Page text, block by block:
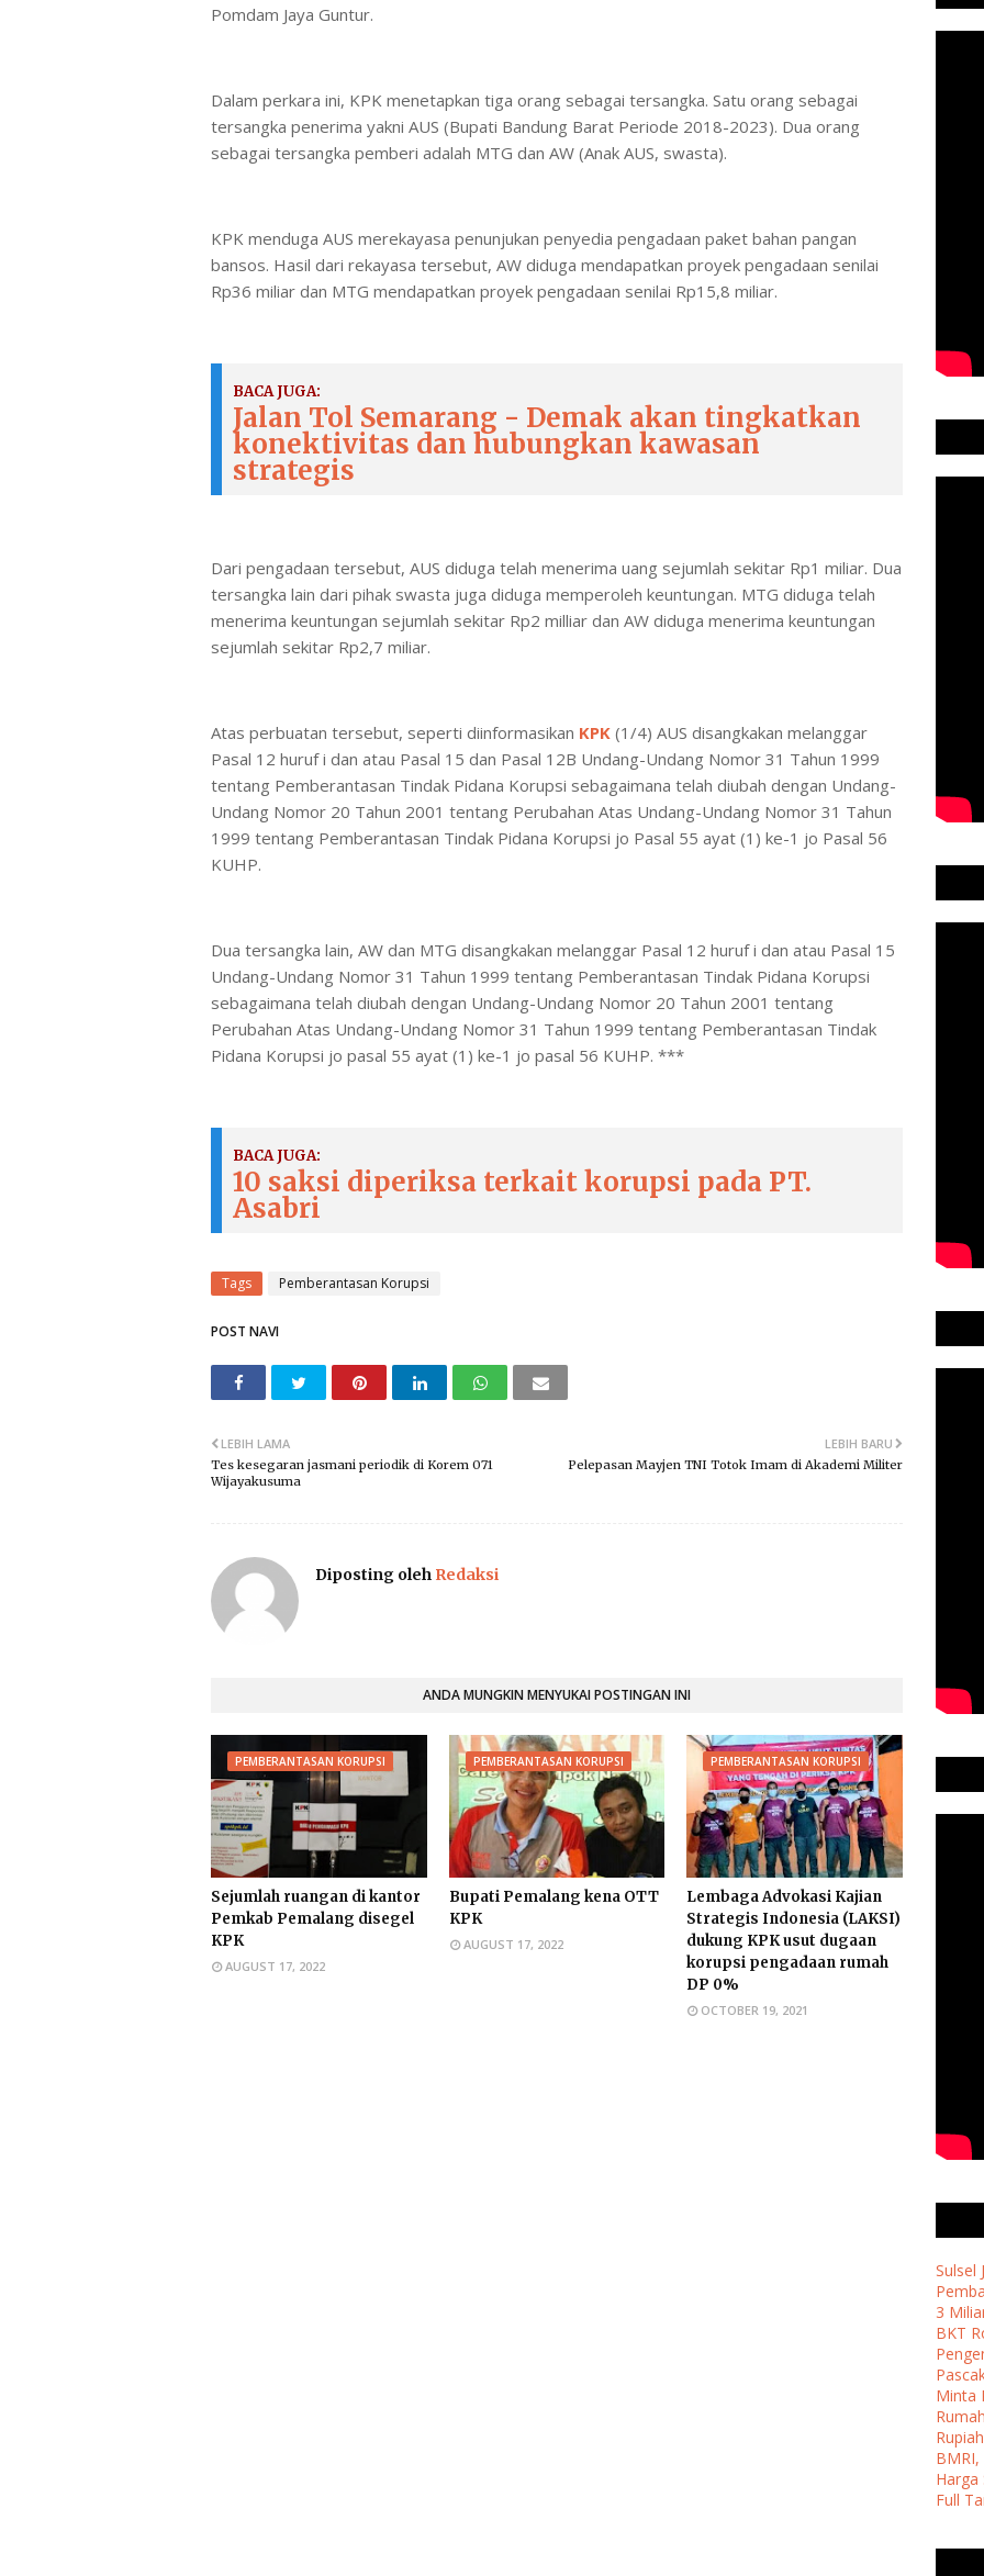
Pomdam Jaya Guntur.
Dalam perkara ini, KPK menetapkan tiga orang sebagai tersangka. Satu orang sebagai
tersangka penerima yakni AUS (Bupati Bandung Barat Periode 2018-2023). Dua orang
sebagai tersangka pemberi adalah MTG dan AW (Anak AUS, swasta).
KPK menduga AUS merekayasa penunjukan penyedia pengadaan paket bahan pangan
bansos. Hasil dari rekayasa tersebut, AW diduga mendapatkan proyek pengadaan senilai
Rp36 miliar dan MTG mendapatkan proyek pengadaan senilai Rp15,8 miliar.
BACA JUGA:
Jalan Tol Semarang - Demak akan tingkatkan
konektivitas dan hubungkan kawasan
strategis
Dari pengadaan tersebut, AUS diduga telah menerima uang sejumlah sekitar Rp1 miliar. Dua
tersangka lain dari pihak swasta juga diduga memperoleh keuntungan. MTG diduga telah
menerima keuntungan sejumlah sekitar Rp2 milliar dan AW diduga menerima keuntungan
sejumlah sekitar Rp2,7 miliar.
Atas perbuatan tersebut, seperti diinformasikan KPK (1/4) AUS disangkakan melanggar
Pasal 12 huruf i dan atau Pasal 15 dan Pasal 12B Undang-Undang Nomor 31 Tahun 1999
tentang Pemberantasan Tindak Pidana Korupsi sebagaimana telah diubah dengan Undang-
Undang Nomor 20 Tahun 2001 tentang Perubahan Atas Undang-Undang Nomor 31 Tahun
1999 tentang Pemberantasan Tindak Pidana Korupsi jo Pasal 55 ayat (1) ke-1 jo Pasal 56
KUHP.
Dua tersangka lain, AW dan MTG disangkakan melanggar Pasal 12 huruf i dan atau Pasal 15
Undang-Undang Nomor 31 Tahun 1999 tentang Pemberantasan Tindak Pidana Korupsi
sebagaimana telah diubah dengan Undang-Undang Nomor 20 Tahun 2001 tentang
Perubahan Atas Undang-Undang Nomor 31 Tahun 1999 tentang Pemberantasan Tindak
Pidana Korupsi jo pasal 55 ayat (1) ke-1 jo pasal 56 KUHP. ***
BACA JUGA:
10 saksi diperiksa terkait korupsi pada PT.
Asabri
Tags Pemberantasan Korupsi
POST NAVI
LEBIH BARU
Pelepasan Mayjen TNI Totok Imam di Akademi Militer
LEBIH LAMA
Tes kesegaran jasmani periodik di Korem 071
Wijayakusuma
Diposting oleh Redaksi
ANDA MUNGKIN MENYUKAI POSTINGAN INI
PEMBERANTASAN KORUPSI
Sejumlah ruangan di kantor
Pemkab Pemalang disegel
KPK
AUGUST 17, 2022
PEMBERANTASAN KORUPSI
Bupati Pemalang kena OTT
KPK
AUGUST 17, 2022
PEMBERANTASAN KORUPSI
Lembaga Advokasi Kajian
Strategis Indonesia (LAKSI)
dukung KPK usut dugaan
korupsi pengadaan rumah
DP 0%
OCTOBER 19, 2021
Sulsel
3
BKT
Minta
Rumah
Harga
Full